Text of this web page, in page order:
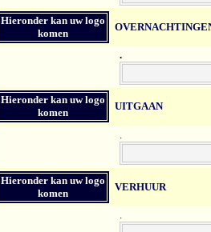
Hieronder kan uw logo
komen
.
Hieronder kan uw logo
komen
UITGAAN
.
Hieronder kan uw logo
komen
VERHUUR
.